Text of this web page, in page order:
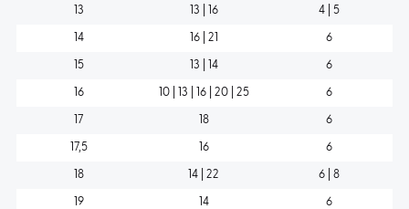
13 13 | 16 4 | 5
14 16 | 21 6
15 13 | 14 6
16 10 | 13 | 16 | 20 | 25 6
17 18 6
17,5 16 6
18 14 | 22 6 | 8
19 14 6